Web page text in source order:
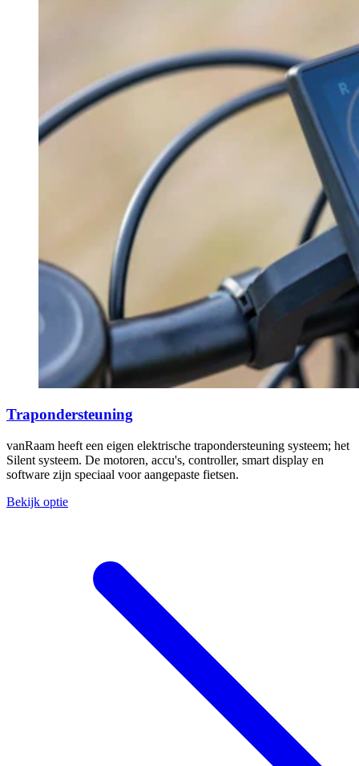
Trapondersteuning
vanRaam heeft een eigen elektrische trapondersteuning systeem; het
Silent systeem. De motoren, accu's, controller, smart display en
software zijn speciaal voor aangepaste fietsen.
Bekijk optie